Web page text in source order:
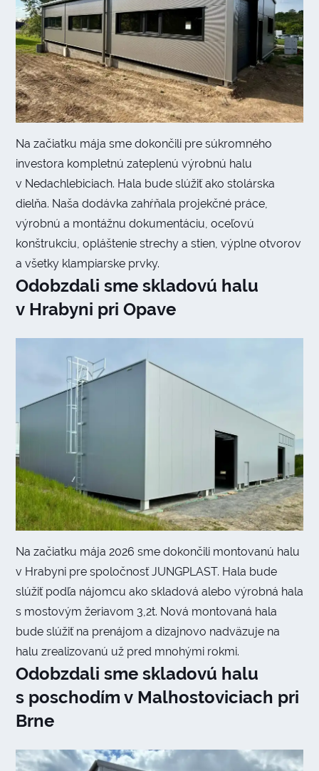
Na začiatku mája sme dokončili pre súkromného
investora kompletnú zateplenú výrobnú halu
v Nedachlebiciach. Hala bude slúžiť ako stolárska
dielňa. Naša dodávka zahŕňala projekčné práce,
výrobnú a montážnu dokumentáciu, oceľovú
konštrukciu, opláštenie strechy a stien, výplne otvorov
a všetky klampiarske prvky.
Odobzdali sme skladovú halu
v Hrabyni pri Opave
Na začiatku mája 2026 sme dokončili montovanú halu
v Hrabyni pre spoločnosť JUNGPLAST. Hala bude
slúžiť podľa nájomcu ako skladová alebo výrobná hala
s mostovým žeriavom 3,2t. Nová montovaná hala
bude slúžiť na prenájom a dizajnovo nadväzuje na
halu zrealizovanú už pred mnohými rokmi.
Odobzdali sme skladovú halu
s poschodím v Malhostoviciach pri
Brne